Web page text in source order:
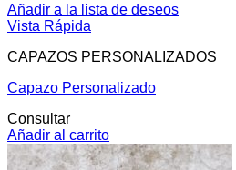
Añadir a la lista de deseos
Vista Rápida
CAPAZOS PERSONALIZADOS
Capazo Personalizado
Consultar
Añadir al carrito